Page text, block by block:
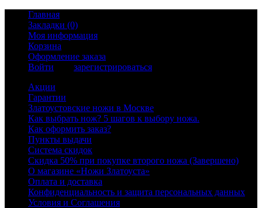
Главная
Закладки (0)
Моя информация
Корзина
Оформление заказа
Войти
зарегистрироваться
Акции
Гарантии
Златоустовские ножи в Москве
Как выбрать нож? 5 шагов к выбору ножа.
Как оформить заказ?
Пункты выдачи
Система скидок
Скидка 50% при покупке второго ножа (Завершено)
О магазине «Ножи Златоуста»
Оплата и доставка
Конфиденциальность и защита персональных данных
Условия и Соглашения